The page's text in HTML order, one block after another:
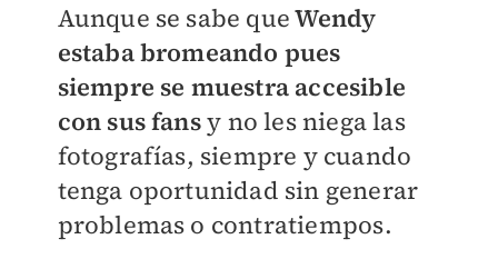
Aunque se sabe queWendy
estaba bromeando pues
siempre se muestra accesible
con sus fansy no les niega las
fotografías, siempre y cuando
tenga oportunidad sin generar
problemas o contratiempos.